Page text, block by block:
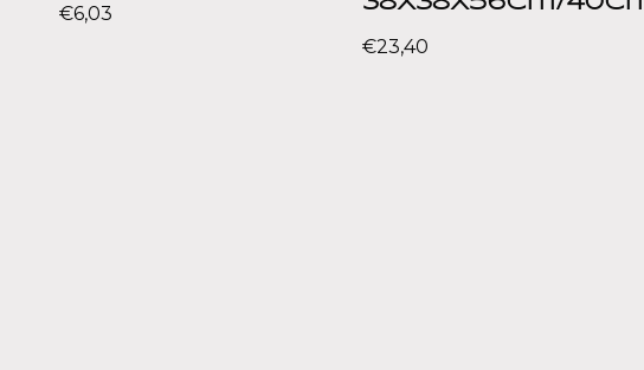
€6,03
€23,40